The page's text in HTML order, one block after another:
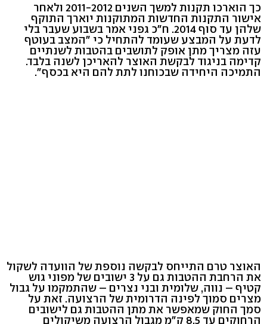
כך הוארכו תקנות למשך השנים 2011-2012 ולאחר
אישור התקנות החדשות המתוקנות יוארך התוקף
שלהן עד סוף 2014. ח"כ גפני אמר בשבוע שעבר בלי
לדעת על המבצע שעומד להתחיל כי "המצב בעוטף
עזה מצריך מתן אופק לתושבים בהטבות לשנתיים
קדימה בניגוד לבקשת האוצר להאריכן לשנה בלבד.
התמיכה היחידה שבכוחנו לתת להם היא בכסף".
האוצר טרם התייחס לבקשה נוספת של הוועדה לשקול
את הרחבת ההטבות גם על 3 ישובים של מפוני גוש
קטיף – נווה, שלומית ובני נצרים – שהתמקמו על גבול
מצרים סמוך לפינה הדרומית של הרצועה. זאת על
סמך החוק שמאפשר את מתן ההטבות גם לישובים
הרחוקים עד 8.5 ק"מ מגבול הרצועה משיקולים